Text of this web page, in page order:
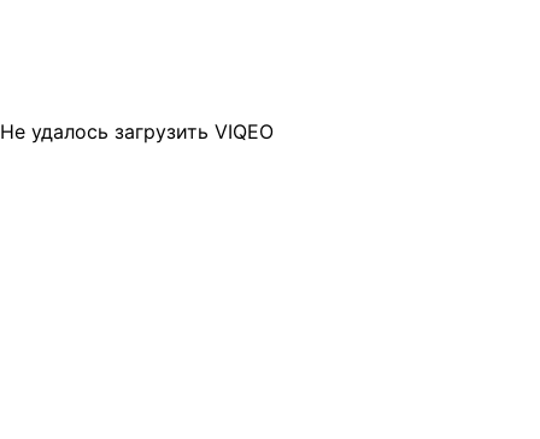
Не удалось загрузить VIQEO